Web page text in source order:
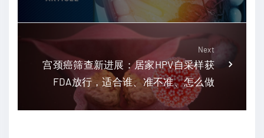
Next
宫颈癌筛查新进展：居家HPV自采样获
FDA放行，适合谁、准不准、怎么做